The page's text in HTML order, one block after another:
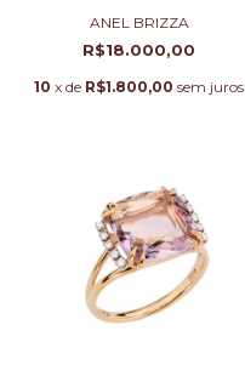
ANEL BRIZZA
R$18.000,00
10 x de R$1.800,00 sem juros